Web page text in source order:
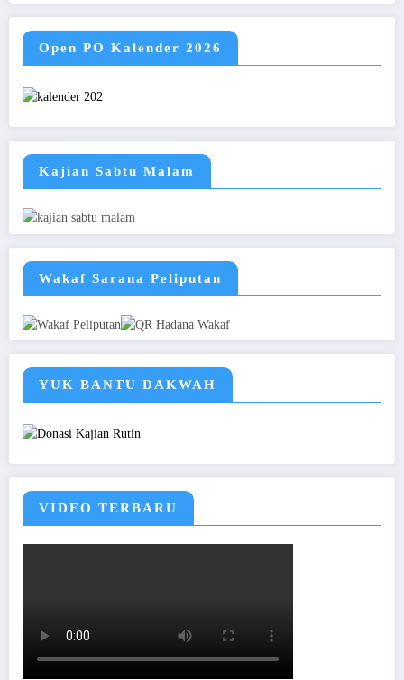
Open PO Kalender 2026
Kajian Sabtu Malam
Wakaf Sarana Peliputan
YUK BANTU DAKWAH
VIDEO TERBARU